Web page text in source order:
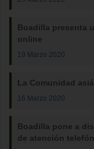
Boadilla presenta
online
19 Marzo 2020
La Comunidad
16 Marzo 2020
Boadilla pone a
de atención